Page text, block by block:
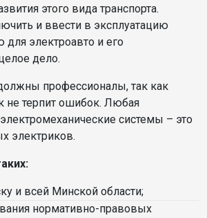
этого вида транспорта.
и ввести в эксплуатацию
электроавто и его
дело.
профессионалы, так как
не терпит ошибок. Любая
системы – это
электриков.
и всей Минской области;
нормативно-правовых